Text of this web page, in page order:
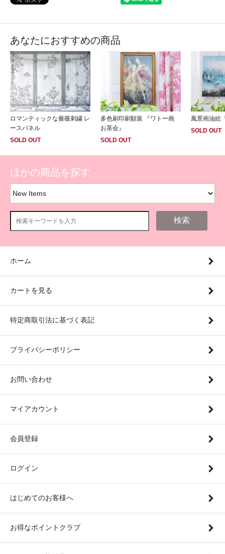
あなたにおすすめの商品
ロマンティックな薔薇刺繍 レ
ースパネル
SOLD OUT
多色刷印刷額装 『ワトー画
お茶会』
SOLD OUT
風景画油絵
SOLD OUT
ほかの商品を探す
検索
ホーム
カートを見る
特定商取引法に基づく表記
プライバシーポリシー
お問い合わせ
マイアカウント
会員登録
ログイン
はじめてのお客様へ
お得なポイントクラブ